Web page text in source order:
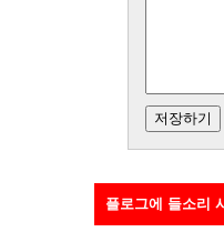
플로그에 들소리